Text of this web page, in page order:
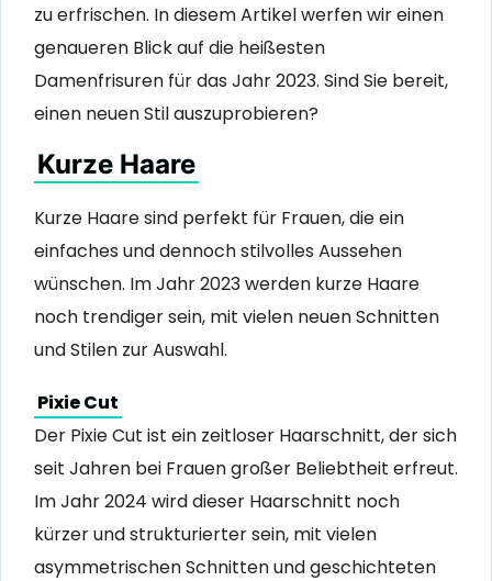
zu erfrischen. In diesem Artikel werfen wir einen
genaueren Blick auf die heißesten
Damenfrisuren für das Jahr 2023. Sind Sie bereit,
einen neuen Stil auszuprobieren?
Kurze Haare
Kurze Haare sind perfekt für Frauen, die ein
einfaches und dennoch stilvolles Aussehen
wünschen. Im Jahr 2023 werden kurze Haare
noch trendiger sein, mit vielen neuen Schnitten
und Stilen zur Auswahl.
Pixie Cut
Der Pixie Cut ist ein zeitloser Haarschnitt, der sich
seit Jahren bei Frauen großer Beliebtheit erfreut.
Im Jahr 2024 wird dieser Haarschnitt noch
kürzer und strukturierter sein, mit vielen
asymmetrischen Schnitten und geschichteten